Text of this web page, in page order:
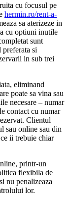
cu focusul pe
hermin.ro/rent-a-
sa aterizeze in
cu optiuni inutile
sunt
si
in sub trei
eliminand
poate sa vina sau
necesare – numar
contact cu numar
Clientul
sau online sau din
ii trebuie chiar
printr-un
flexibila de
nu penalizeaza
lor.